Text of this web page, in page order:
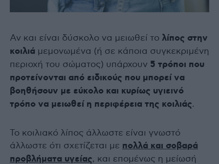
Αν και είναι δύσκολο να μειωθεί το λίπος στην
κοιλιά μεμονωμένα (ή σε κάποια συγκεκριμένη
περιοχή του σώματος) υπάρχουν 5 τρόποι που
προτείνονται από ειδικούς που μπορεί να
βοηθήσουν με εύκολο και κυρίως υγιεινό
τρόπο να μειωθεί η περιφέρεια της κοιλιάς.
Το κοιλιακό λίπος άλλωστε είναι γνωστό
άλλωστε ότι σχετίζεται με πολλά και σοβαρά
προβλήματα υγείας, και επομένως η μείωσή